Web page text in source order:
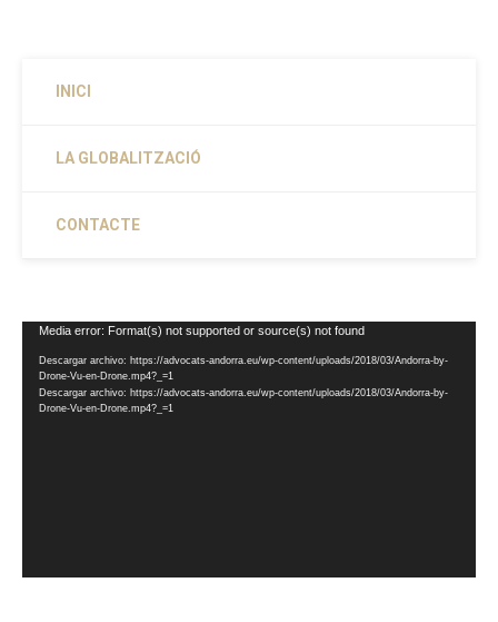
INICI
LA GLOBALITZACIÓ
CONTACTE
Reproductor
vídeo
Media error: Format(s) not supported or source(s) not found
Descargar archivo: https://advocats-andorra.eu/wp-content/uploads/2018/03/Andorra-by-
Drone-Vu-en-Drone.mp4?_=1
Descargar archivo: https://advocats-andorra.eu/wp-content/uploads/2018/03/Andorra-by-
Drone-Vu-en-Drone.mp4?_=1